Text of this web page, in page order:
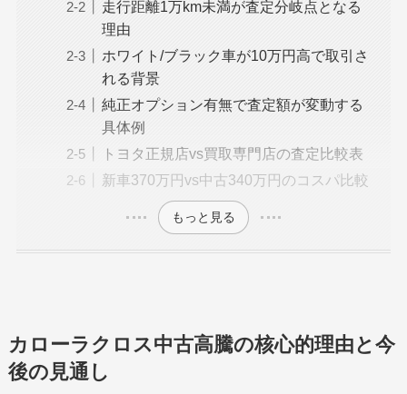
走行距離1万km未満が査定分岐点となる
理由
ホワイト/ブラック車が10万円高で取引さ
れる背景
純正オプション有無で査定額が変動する
具体例
トヨタ正規店vs買取専門店の査定比較表
新車370万円vs中古340万円のコスパ比較
もっと見る
カローラクロス中古高騰の核心的理由と今
後の見通し